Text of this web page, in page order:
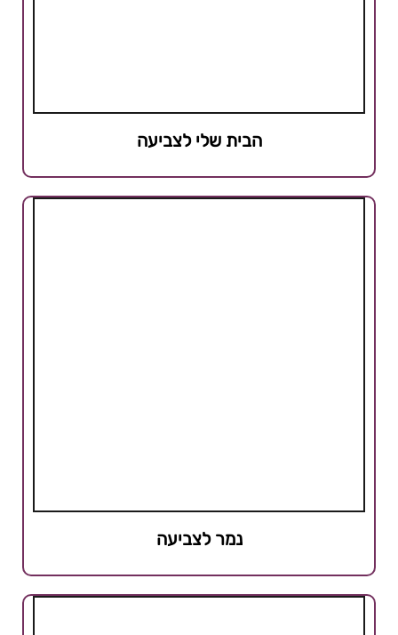
הבית שלי לצביעה
נמר לצביעה